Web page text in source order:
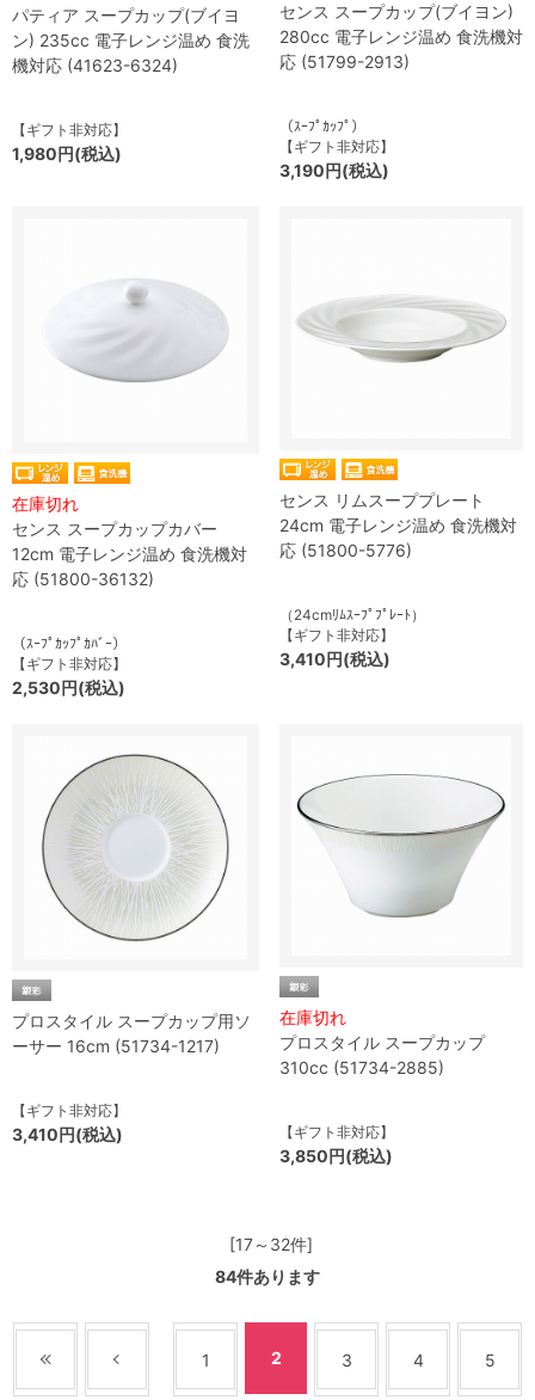
パティア スープカップ(ブイヨ
ン) 235cc 電子レンジ温め 食洗
機対応 (41623-6324)
【ギフト非対応】
1,980円(税込)
センス スープカップ(ブイヨン)
280cc 電子レンジ温め 食洗機対
応 (51799-2913)
（ｽｰﾌﾟｶｯﾌﾟ）
【ギフト非対応】
3,190円(税込)
在庫切れ
センス スープカップカバー
12cm 電子レンジ温め 食洗機対
応 (51800-36132)
（ｽｰﾌﾟｶｯﾌﾟｶﾊﾞｰ）
【ギフト非対応】
2,530円(税込)
センス リムスーププレート
24cm 電子レンジ温め 食洗機対
応 (51800-5776)
（24cmﾘﾑｽｰﾌﾟﾌﾟﾚｰﾄ）
【ギフト非対応】
3,410円(税込)
プロスタイル スープカップ用ソ
ーサー 16cm (51734-1217)
【ギフト非対応】
3,410円(税込)
在庫切れ
プロスタイル スープカップ
310cc (51734-2885)
【ギフト非対応】
3,850円(税込)
[17～32件]
84件あります
1 2 3 4 5